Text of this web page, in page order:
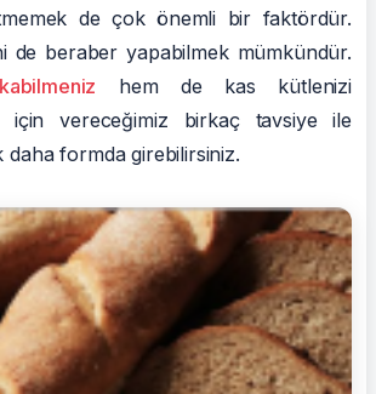
de çok önemli bir faktördür.
de beraber yapabilmek mümkündür.
hem de kas kütlenizi
için vereceğimiz birkaç tavsiye ile
daha formda girebilirsiniz.